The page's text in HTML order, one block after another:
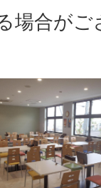
場合が